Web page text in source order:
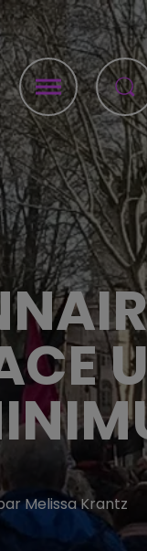
Melissa Krantz